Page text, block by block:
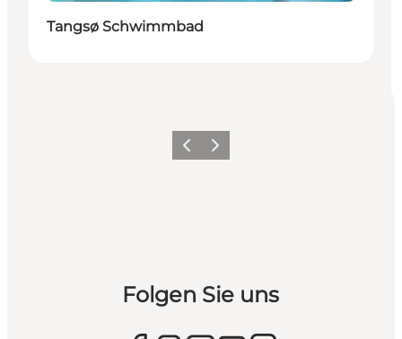
Tangsø Schwimmbad
ZurückWeiter
Folgen Sie uns